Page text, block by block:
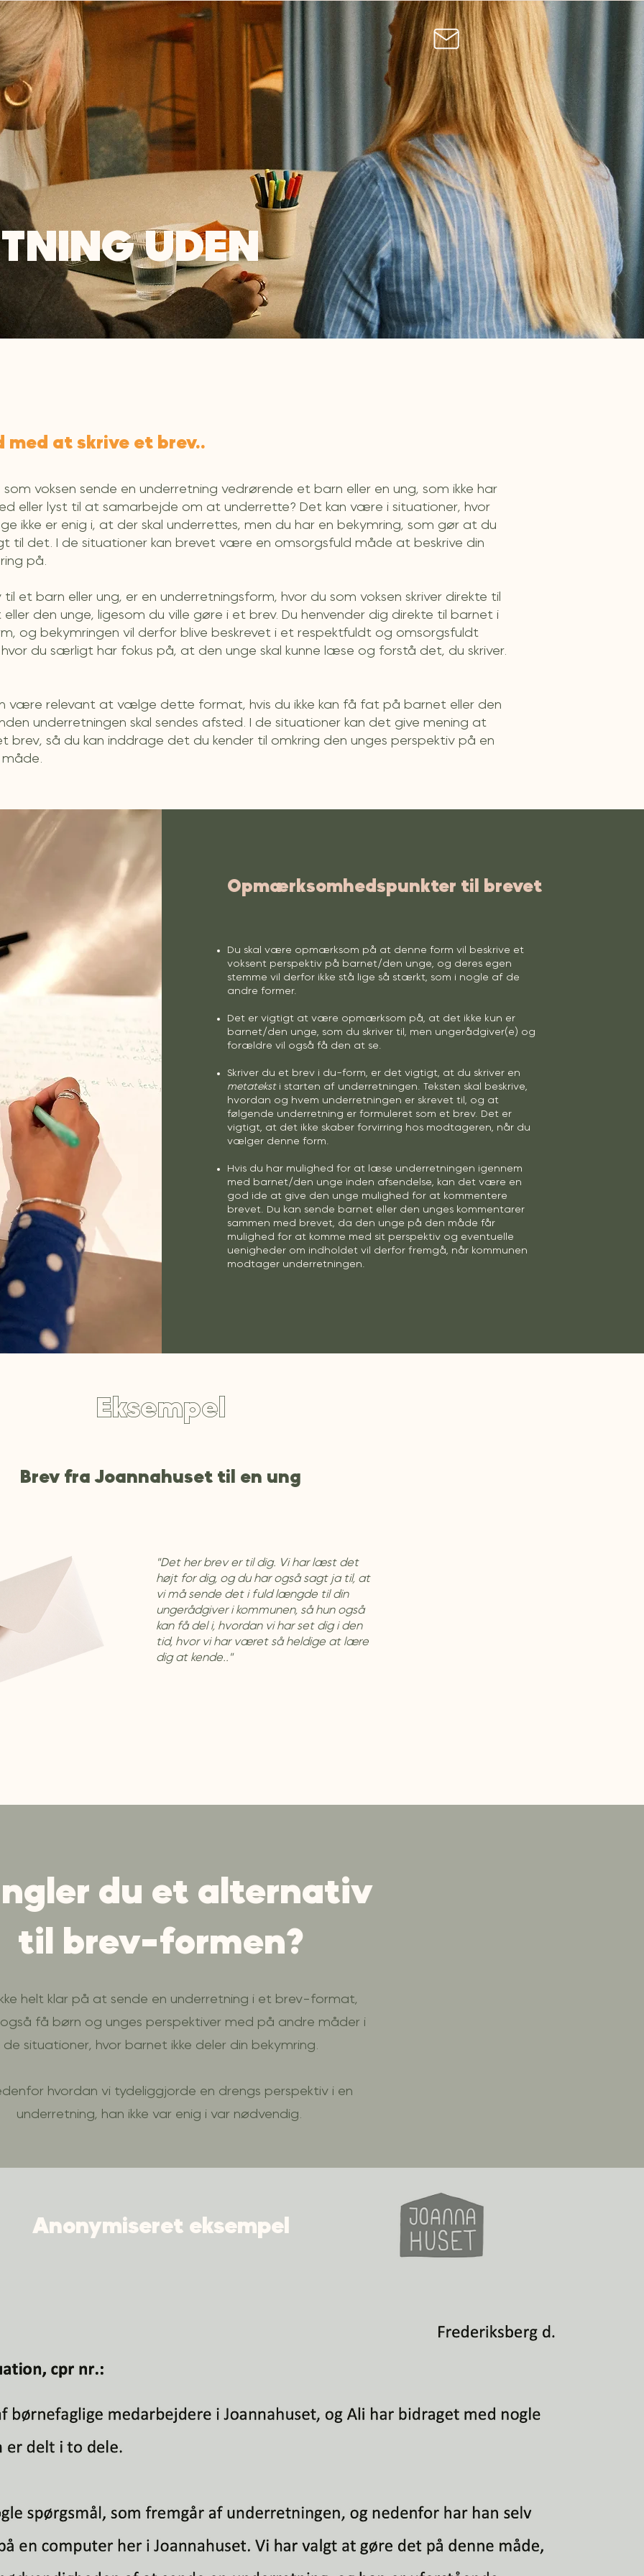
UDEN
med at skrive et brev..
som voksen sende en underretning vedrørende et barn eller en ung, som ikke har
eller lyst til at samarbejde om at underrette? Det kan være i situationer, hvor
ikke er enig i, at der skal underrettes, men du har en bekymring, som gør at du
til det. I de situationer kan brevet være en omsorgsfuld måde at beskrive din
på.
til et barn eller ung, er en underretningsform, hvor du som voksen skriver direkte til
den unge, ligesom du ville gøre i et brev. Du henvender dig direkte til barnet i
og bekymringen vil derfor blive beskrevet i et respektfuldt og omsorgsfuldt
du særligt har fokus på, at den unge skal kunne læse og forstå det, du skriver.
være relevant at vælge dette format, hvis du ikke kan få fat på barnet eller den
underretningen skal sendes afsted. I de situationer kan det give mening at
brev, så du kan inddrage det du kender til omkring den unges perspektiv på en
måde.
Opmærksomhedspunkter til brevet
Du skal være opmærksom på at denne form vil beskrive et
voksent perspektiv på barnet/den unge, og deres egen
stemme vil derfor ikke stå lige så stærkt, som i nogle af de
andre former.
Det er vigtigt at være opmærksom på, at det ikke kun er
barnet/den unge, som du skriver til, men ungerådgiver(e) og
forældre vil også få den at se.
Skriver du et brev i du-form, er det vigtigt, at du skriver en
metateksti starten af underretningen. Teksten skal beskrive,
hvordan og hvem underretningen er skrevet til, og at
følgende underretning er formuleret som et brev. Det er
vigtigt, at det ikke skaber forvirring hos modtageren, når du
vælger denne form.
Hvis du har mulighed for at læse underretningen igennem
med barnet/den unge inden afsendelse, kan det være en
god ide at give den unge mulighed for at kommentere
brevet. Du kan sende barnet eller den unges kommentarer
sammen med brevet, da den unge på den måde får
mulighed for at komme med sit perspektiv og eventuelle
uenigheder om indholdet vil derfor fremgå, når kommunen
modtager underretningen.
Eksempel
Brev fra Joannahuset til en ung
"Det her brev er til dig. Vi har læst det
højt for dig, og du har også sagt ja til, at
vi må sende det i fuld længde til din
ungerådgiver i kommunen, så hun også
kan få del i, hvordan vi har set dig i den
tid, hvor vi har været så heldige at lære
dig at kende.."
du et alternativ
til brev-formen?
helt klar på at sende en underretning i et brev-format,
få børn og unges perspektiver med på andre måder i
de situationer, hvor barnet ikke deler din bekymring.
hvordan vi tydeliggjorde en drengs perspektiv i en
underretning, han ikke var enig i var nødvendig.
Anonymiseret eksempel